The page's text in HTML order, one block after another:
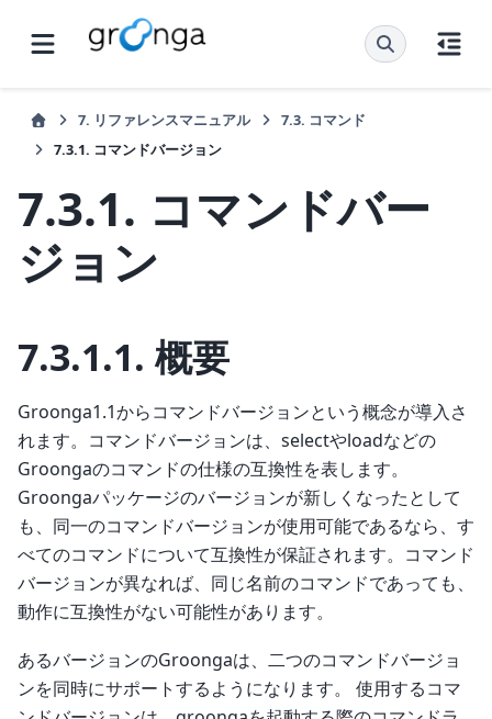
7. リファレンスマニュアル 7.3. コマンド
7.3.1. コマンドバージョン
7.3.1. コマンドバー
ジョン
7.3.1.1.概要
Groonga1.1からコマンドバージョンという概念が導入さ
れます。コマンドバージョンは、selectやloadなどの
Groongaのコマンドの仕様の互換性を表します。
Groongaパッケージのバージョンが新しくなったとして
も、同一のコマンドバージョンが使用可能であるなら、す
べてのコマンドについて互換性が保証されます。コマンド
バージョンが異なれば、同じ名前のコマンドであっても、
動作に互換性がない可能性があります。
あるバージョンのGroongaは、二つのコマンドバージョ
ンを同時にサポートするようになります。 使用するコマ